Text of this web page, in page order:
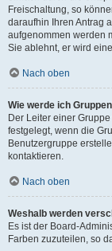
Freischaltung, so
daraufhin Ihren Antrag
aufgenommen werden
Sie ablehnt, er wird
Nach oben
Wie werde ich
Der Leiter einer
festgelegt, wenn die
Benutzergruppe
kontaktieren.
Nach oben
Weshalb werden
Es ist der Board-
Farben zuzuteilen, so